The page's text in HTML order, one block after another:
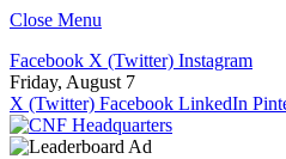
Close Menu
Facebook X (Twitter) Instagram
Friday, August 7
X (Twitter) Facebook LinkedIn